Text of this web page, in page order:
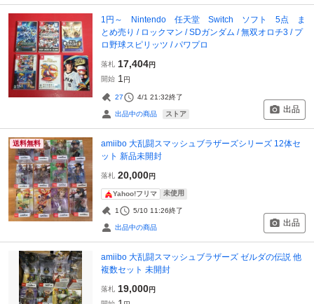
1円～ Nintendo 任天堂 Switch ソフト 5点 ま
とめ売り / ロックマン / SDガンダム / 無双オロチ3 / プ
ロ野球スピリッツ / パワプロ
落札 17,404円
開始 1 円
27 4/1 21:32終了
出品中の商品 ストア 出品
送料無料
amiibo 大乱闘スマッシュブラザーズシリーズ 12体セ
ット 新品未開封
落札 20,000円
Yahoo!フリマ 未使用
1 5/10 11:26終了
出品中の商品 出品
amiibo 大乱闘スマッシュブラザーズ ゼルダの伝説 他
複数セット 未開封
落札 19,000円